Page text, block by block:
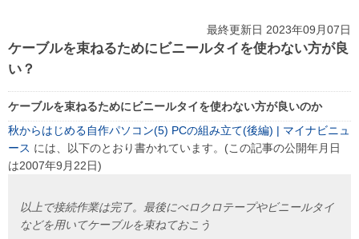
最終更新日 2023年09月07日
ケーブルを束ねるためにビニールタイを使わない方が良
い？
ケーブルを束ねるためにビニールタイを使わない方が良いのか
秋からはじめる自作パソコン(5) PCの組み立て(後編) | マイナビニュ
ース には、以下のとおり書かれています。(この記事の公開年月日
は2007年9月22日)
以上で接続作業は完了。最後にべロクロテープやビニールタイ
などを用いてケーブルを束ねておこう